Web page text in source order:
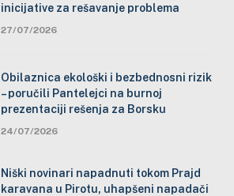
inicijative za rešavanje problema
27/07/2026
Obilaznica ekološki i bezbednosni rizik
– poručili Pantelejci na burnoj
prezentaciji rešenja za Borsku
24/07/2026
Niški novinari napadnuti tokom Prajd
karavana u Pirotu, uhapšeni napadači